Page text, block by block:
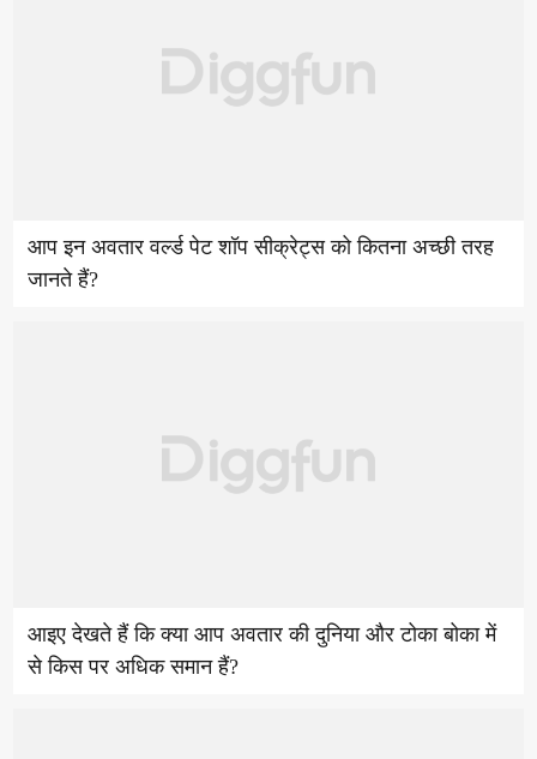
आप इन अवतार वर्ल्ड पेट शॉप सीक्रेट्स को कितना अच्छी तरह
जानते हैं?
आइए देखते हैं कि क्या आप अवतार की दुनिया और टोका बोका में
से किस पर अधिक समान हैं?